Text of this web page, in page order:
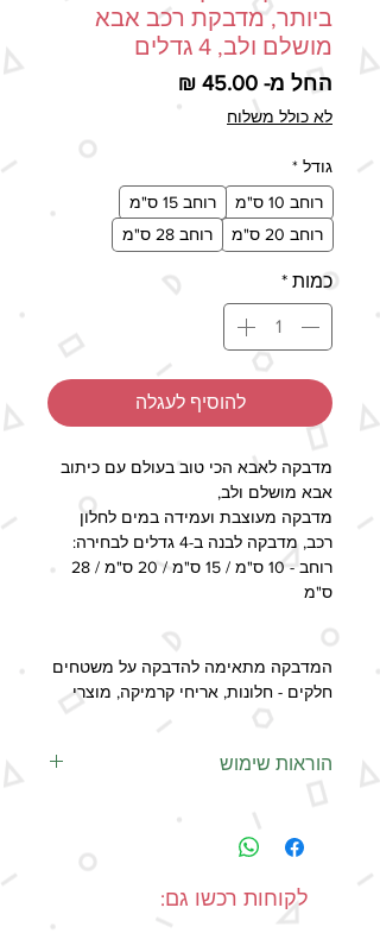
ביותר, מדבקת רכב אבא
מושלם ולב, 4 גדלים
החל מ- 45.00 ₪
לא כולל משלוח
גודל *
רוחב 10 ס"מ
רוחב 15 ס"מ
רוחב 20 ס"מ
רוחב 28 ס"מ
כמות *
להוסיף לעגלה
מדבקה לאבא הכי טוב בעולם עם כיתוב
אבא מושלם ולב,
מדבקה מעוצבת ועמידה במים לחלון
רכב, מדבקה לבנה ב-4 גדלים לבחירה:
רוחב - 10 ס"מ / 15 ס"מ / 20 ס"מ / 28
ס"מ
המדבקה מתאימה להדבקה על משטחים
חלקים - חלונות, אריחי קרמיקה, מוצרי
זמן האספקה (תלוי בשיטת המשלוח) -
-המדבקות עמידות במים.
-יתכנו הבדלים בצבעים בין תמונת המוצר
הוראות שימוש
מיועד לעזור במיקום של המדבקה.
המיועד למדבקה, מפרידים בזהירות
לקוחות רכשו גם: